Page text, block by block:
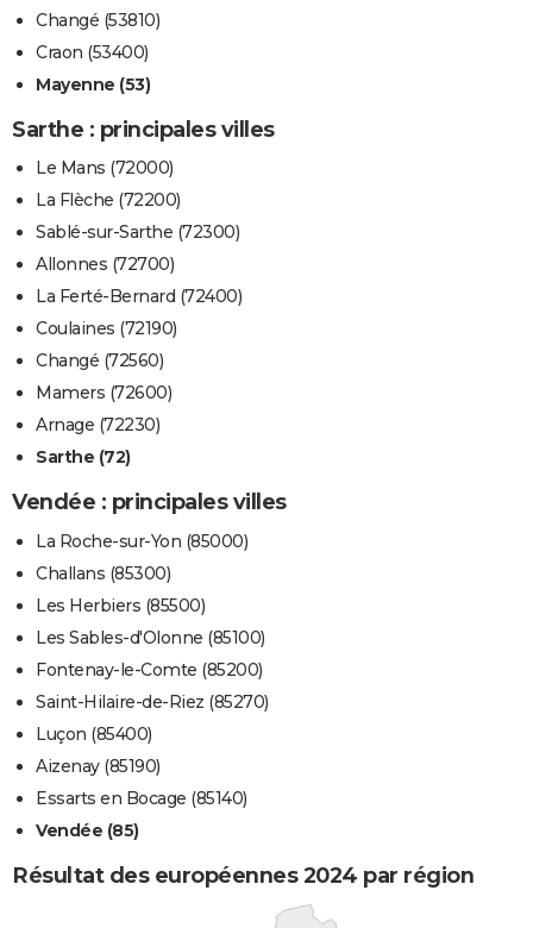
Changé (53810)
Craon (53400)
Mayenne (53)
Sarthe : principales villes
Le Mans (72000)
La Flèche (72200)
Sablé-sur-Sarthe (72300)
Allonnes (72700)
La Ferté-Bernard (72400)
Coulaines (72190)
Changé (72560)
Mamers (72600)
Arnage (72230)
Sarthe (72)
Vendée : principales villes
La Roche-sur-Yon (85000)
Challans (85300)
Les Herbiers (85500)
Les Sables-d'Olonne (85100)
Fontenay-le-Comte (85200)
Saint-Hilaire-de-Riez (85270)
Luçon (85400)
Aizenay (85190)
Essarts en Bocage (85140)
Vendée (85)
Résultat des européennes 2024 par région